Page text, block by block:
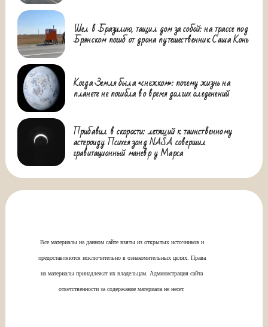
Шел в Бразилию, тащил дом за собой: на трассе под
Брянском погиб от дрона путешественник Саша Конь
Когда Земля была «снежком»: почему жизнь на
планете не погибла во время долгих оледенений
Прибавил в скорости: летящий к таинственному
астероиду Психея зонд NASA совершил
гравитационный маневр у Марса
Все материалы на данном сайте взяты из открытых источников и
предоставляются исключительно в ознакомительных целях. Права
на материалы принадлежат их владельцам. Администрация сайта
ответственности за содержание материала не несет.